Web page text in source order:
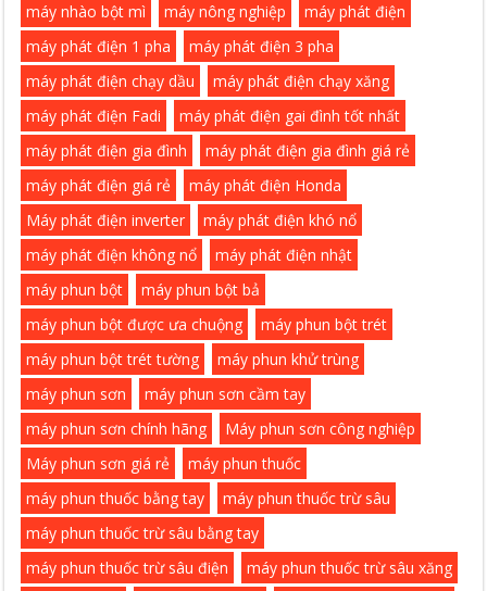
máy nhào bột mì
máy nông nghiệp
máy phát điện
máy phát điện 1 pha
máy phát điện 3 pha
máy phát điện chạy dầu
máy phát điện chạy xăng
máy phát điện Fadi
máy phát điện gai đình tốt nhất
máy phát điện gia đình
máy phát điện gia đình giá rẻ
máy phát điện giá rẻ
máy phát điện Honda
Máy phát điện inverter
máy phát điện khó nổ
máy phát điện không nổ
máy phát điện nhật
máy phun bột
máy phun bột bả
máy phun bột được ưa chuộng
máy phun bột trét
máy phun bột trét tường
máy phun khử trùng
máy phun sơn
máy phun sơn cầm tay
máy phun sơn chính hãng
Máy phun sơn công nghiệp
Máy phun sơn giá rẻ
máy phun thuốc
máy phun thuốc bằng tay
máy phun thuốc trừ sâu
máy phun thuốc trừ sâu bằng tay
máy phun thuốc trừ sâu điện
máy phun thuốc trừ sâu xăng